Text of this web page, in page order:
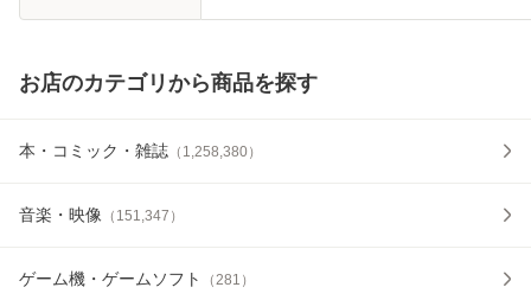
お店のカテゴリから商品を探す
本・コミック・雑誌 （ 1,258,380）
音楽・映像 （ 151,347 ）
ゲーム機・ゲームソフト （281 ）